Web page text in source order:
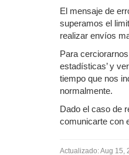
El mensaje de
superamos el
realizar envíos
Para
estadísticas’ y
tiempo que nos
normalmente.
Dado el caso de
comunicarte con
Actualizado:Aug 15,